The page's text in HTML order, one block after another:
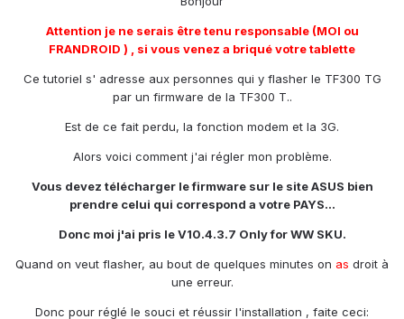
Attention je ne serais être tenu responsable (MOI ou
FRANDROID ) , si vous venez a briqué votre tablette
Ce tutoriel s' adresse aux personnes qui y flasher le TF300 TG
par un firmware de la TF300 T..
Est de ce fait perdu, la fonction modem et la 3G.
Alors voici comment j'ai régler mon problème.
Vous devez télécharger le firmware sur le site ASUS bien
prendre celui qui correspond a votre PAYS...
Donc moi j'ai pris le V10.4.3.7 Only for WW SKU.
Quand on veut flasher, au bout de quelques minutes on as droit à
une erreur.
Donc pour réglé le souci et réussir l'installation , faite ceci: